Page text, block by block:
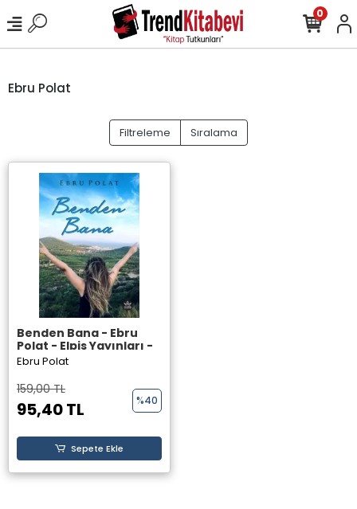
0
Ebru Polat
Filtreleme Sıralama
Benden Bana - Ebru
Polat - Elpis Yayınları -
Ebru Polat
159,00 TL
95,40 TL %40
Sepete Ekle